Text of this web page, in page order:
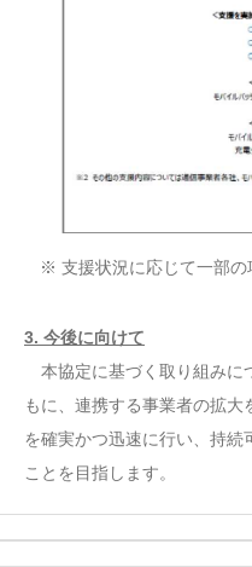
※ 支援状況に応じて一部の
3. 今後に向けて
本協定に基づく取り組みに
もに、連携する事業者の拡
を確実かつ迅速に行い、持続
ことを目指します。